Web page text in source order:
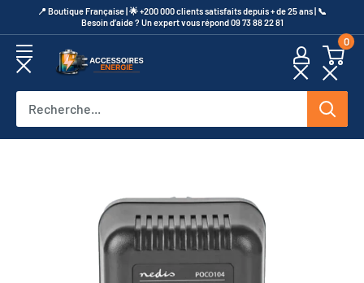
au
contenu
​📍​ Boutique Française | 🌟 +200 000 clients satisfaits depuis + de 25 ans | 📞​
Besoin d’aide ? Un expert vous répond 09 73 88 22 81
Accessoires
0